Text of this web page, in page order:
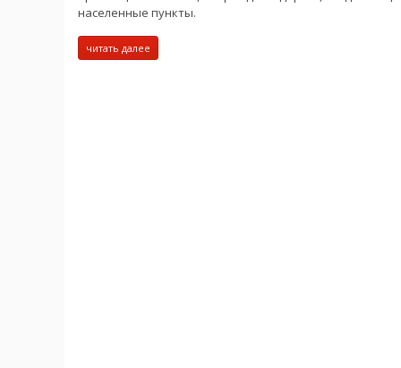
населенные пункты.
читать далее